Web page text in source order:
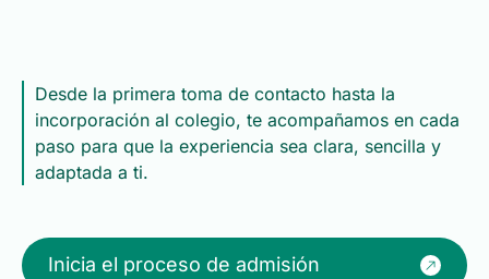
Desde la primera toma de contacto hasta la
incorporación al colegio, te acompañamos en cada
paso para que la experiencia sea clara, sencilla y
adaptada a ti.
Inicia el proceso de admisión